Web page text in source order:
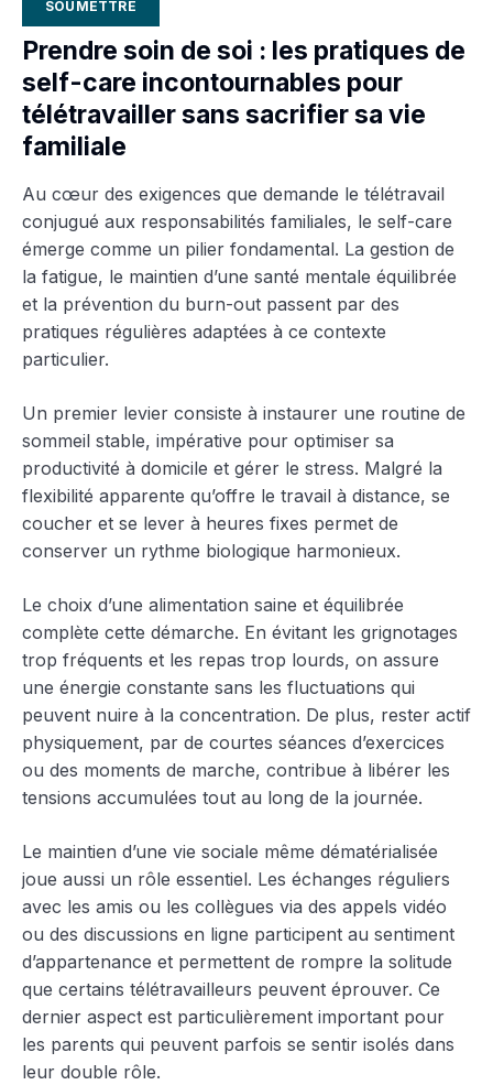
SOUMETTRE
Prendre soin de soi : les pratiques de
self-care incontournables pour
télétravailler sans sacrifier sa vie
familiale
Au cœur des exigences que demande le télétravail
conjugué aux responsabilités familiales, le self-care
émerge comme un pilier fondamental. La gestion de
la fatigue, le maintien d’une santé mentale équilibrée
et la prévention du burn-out passent par des
pratiques régulières adaptées à ce contexte
particulier.
Un premier levier consiste à instaurer une routine de
sommeil stable, impérative pour optimiser sa
productivité à domicile et gérer le stress. Malgré la
flexibilité apparente qu’offre le travail à distance, se
coucher et se lever à heures fixes permet de
conserver un rythme biologique harmonieux.
Le choix d’une alimentation saine et équilibrée
complète cette démarche. En évitant les grignotages
trop fréquents et les repas trop lourds, on assure
une énergie constante sans les fluctuations qui
peuvent nuire à la concentration. De plus, rester actif
physiquement, par de courtes séances d’exercices
ou des moments de marche, contribue à libérer les
tensions accumulées tout au long de la journée.
Le maintien d’une vie sociale même dématérialisée
joue aussi un rôle essentiel. Les échanges réguliers
avec les amis ou les collègues via des appels vidéo
ou des discussions en ligne participent au sentiment
d’appartenance et permettent de rompre la solitude
que certains télétravailleurs peuvent éprouver. Ce
dernier aspect est particulièrement important pour
les parents qui peuvent parfois se sentir isolés dans
leur double rôle.